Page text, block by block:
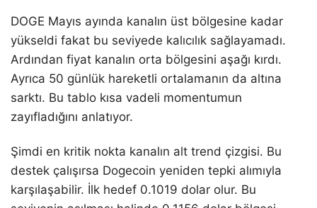
DOGE Mayıs ayında kanalın üst bölgesine kadar
yükseldi fakat bu seviyede kalıcılık sağlayamadı.
Ardından fiyat kanalın orta bölgesini aşağı kırdı.
Ayrıca 50 günlük hareketli ortalamanın da altına
sarktı. Bu tablo kısa vadeli momentumun
zayıfladığını anlatıyor.
Şimdi en kritik nokta kanalın alt trend çizgisi. Bu
destek çalışırsa Dogecoin yeniden tepki alımıyla
karşılaşabilir. İlk hedef 0.1019 dolar olur. Bu